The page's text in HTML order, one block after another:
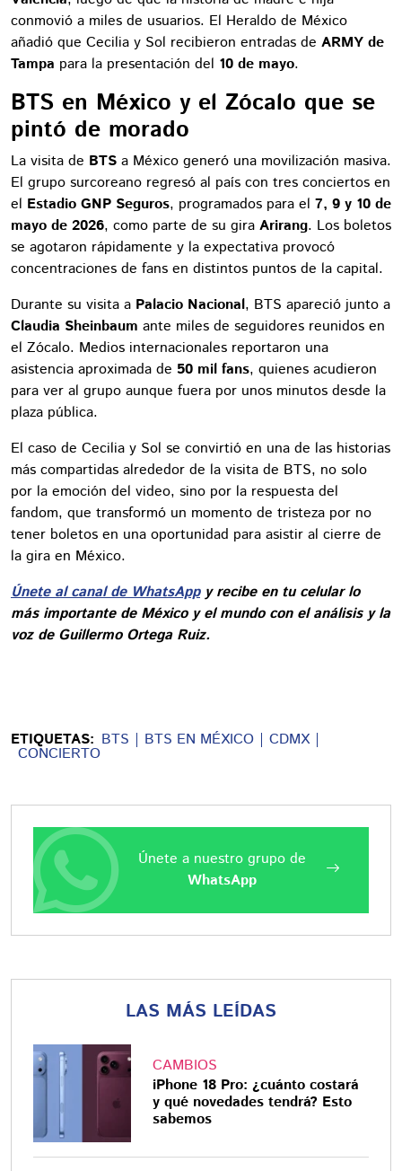
conmovió a miles de usuarios. El Heraldo de México
añadió que Cecilia y Sol recibieron entradas de ARMY de
Tampa para la presentación del 10 de mayo.
BTS en México y el Zócalo que se
pintó de morado
La visita de BTS a México generó una movilización masiva.
El grupo surcoreano regresó al país con tres conciertos en
el Estadio GNP Seguros, programados para el 7, 9 y 10 de
mayo de 2026, como parte de su gira Arirang. Los boletos
se agotaron rápidamente y la expectativa provocó
concentraciones de fans en distintos puntos de la capital.
Durante su visita a Palacio Nacional, BTS apareció junto a
Claudia Sheinbaum ante miles de seguidores reunidos en
el Zócalo. Medios internacionales reportaron una
asistencia aproximada de 50 mil fans, quienes acudieron
para ver al grupo aunque fuera por unos minutos desde la
plaza pública.
El caso de Cecilia y Sol se convirtió en una de las historias
más compartidas alrededor de la visita de BTS, no solo
por la emoción del video, sino por la respuesta del
fandom, que transformó un momento de tristeza por no
tener boletos en una oportunidad para asistir al cierre de
la gira en México.
Únete al canal de WhatsAppy recibe en tu celular lo
más importante de México y el mundo con el análisis y la
voz de Guillermo Ortega Ruiz.
ETIQUETAS: BTS BTS EN MÉXICO CDMX
CONCIERTO
Únete a nuestro grupo de
WhatsApp
LAS MÁS LEÍDAS
CAMBIOS
iPhone 18 Pro: ¿cuánto costará
y qué novedades tendrá? Esto
sabemos